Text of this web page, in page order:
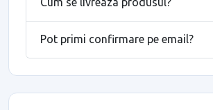
Pot primi confirmare pe email?